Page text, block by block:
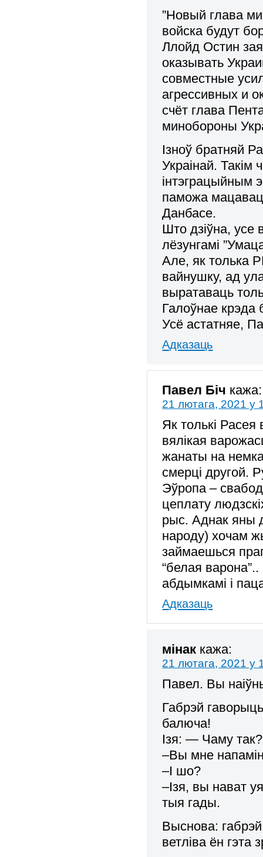
”Новый глава
войска будут
Ллойд Остин
оказывать
совместные
агрессивных и
счёт глава
минобороны
Ізноў братняй
Украінай.
інтэграцыйным
паможа
Данбасе.
Што дзіўна, усе
лёзунгамі
Але, як толька
вайнушку, ад
выратаваць
Галоўнае крэда
Усё астатняе,
Адказаць
Павел Біч кажа:
21 лютага, 2021 у
Як толькі
вялікая
жанаты на
смерці другой.
Эўропа –
цеплату
рыс. Аднак яны
народу) хочам
займаешься
“белая
абдымкамі і
Адказаць
мінак кажа:
21 лютага, 2021 у
Павел. Вы
Габрэй
балюча!
Ізя: — Чаму так?
–Вы мне
–І шо?
–Ізя, вы нават
тыя гады.
Выснова:
ветліва ён гэта